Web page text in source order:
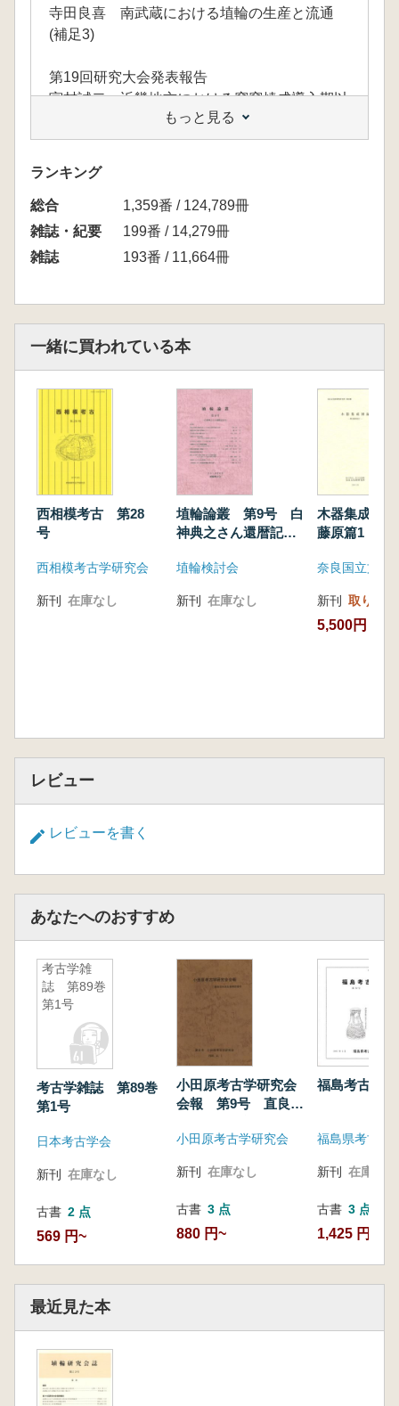
寺田良喜 南武蔵における埴輪の生産と流通
(補足3)
第19回研究大会発表報告
宮村誠二 近畿地方における窖窯焼成導入期以
加部二生 群馬県東毛地域における埴輪の配列
秋元陽光 栃木県における形象埴輪配置
第19回研究大会討議の記録
資料紹介
河内一浩 紀伊・上兵庫古墳群の円筒形埴輪
個人表採資料の活用とその提言 その2
もっと見る
ランキング
総合
1,359番 / 124,789冊
雑誌・紀要
199番 / 14,279冊
雑誌
193番 / 11,664冊
一緒に買われている本
西相模考古 第28
号
西相模考古学研究会
新刊 在庫なし
埴輪論叢 第9号 白
神典之さん還暦記念
埴輪検討会
新刊 在庫なし
木器集成図
藤原篇1
奈良国立文化
新刊 取り寄せ
5,500円
レビュー
レビューを書く
あなたへのおすすめ
考古学雑
誌 第89巻
第1号
考古学雑誌 第89巻
第1号
日本考古学会
新刊 在庫なし
古書 2 点
569 円~
小田原考古学研究会
会報 第9号 直良信
小田原考古学研究会
新刊 在庫なし
古書 3 点
880 円~
福島考古 第
福島県考古学
新刊 在庫なし
古書 3 点
1,425 円~
最近見た本